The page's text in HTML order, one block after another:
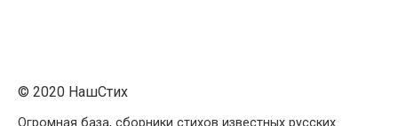
© 2020 НашСтих
Огромная база, сборники стихов известных русских